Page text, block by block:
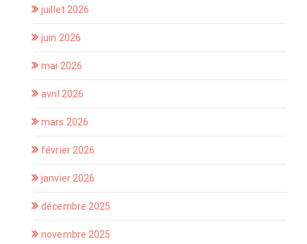
juillet 2026
juin 2026
mai 2026
avril 2026
mars 2026
février 2026
janvier 2026
décembre 2025
novembre 2025